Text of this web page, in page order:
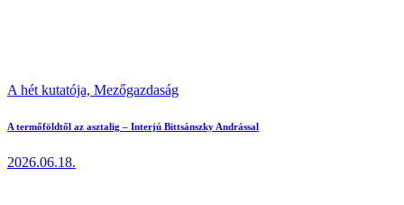
A hét kutatója, Mezőgazdaság
A termőföldtől az asztalig – Interjú Bittsánszky Andrással
2026.06.18.